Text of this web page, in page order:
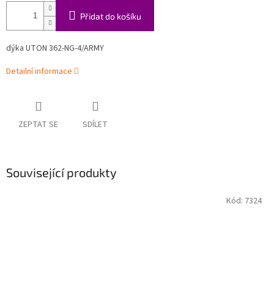
Přidat do košíku
dýka UTON 362-NG-4/ARMY
Detailní informace
ZEPTAT SE SDÍLET
Související produkty
Kód: 7324